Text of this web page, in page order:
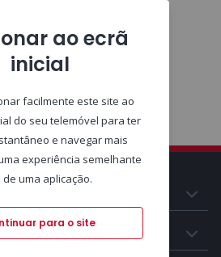
ao ecrã
inicial
facilmente este site ao
do seu telemóvel para ter
e navegar mais
experiência semelhante
de uma aplicação.
para o site